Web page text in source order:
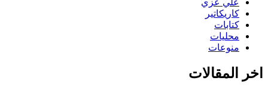
علي عزي
كاريكاتير
كتابات
محليات
منوعات
اخر المقالات